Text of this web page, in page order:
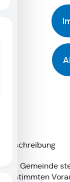
Beschreibung
Der Gemeinde
bestimmten